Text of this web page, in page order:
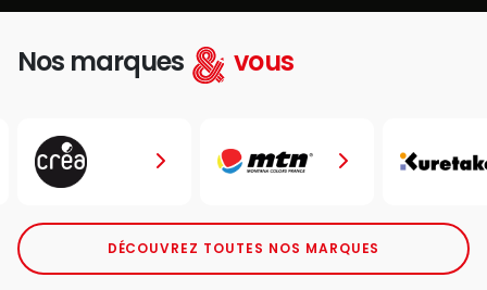
Nos marques vous
DÉCOUVREZ TOUTES NOS MARQUES